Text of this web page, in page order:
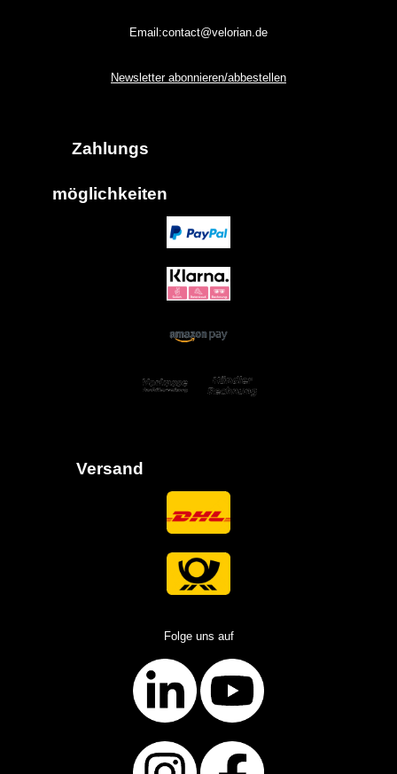
Email:contact@velorian.de
Newsletter abonnieren/abbestellen
Zahlungs
möglich keiten
Versand
Folge uns auf